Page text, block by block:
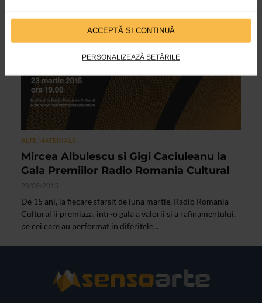
ACCEPTĂ SI CONTINUĂ
PERSONALIZEAZĂ SETĂRILE
ALTE MATERIALE
Mircea Albulescu si Gigi Caciuleanu la
Gala Premiilor Radio Romania Cultural
20/03/2015
De 15 ani, la fiecare sfarsit de luna martie, Radio Romania
Cultural ii premiaza, intr-o gala a valorii si a rafinamentului,
pe cei care au performat in diferitele...